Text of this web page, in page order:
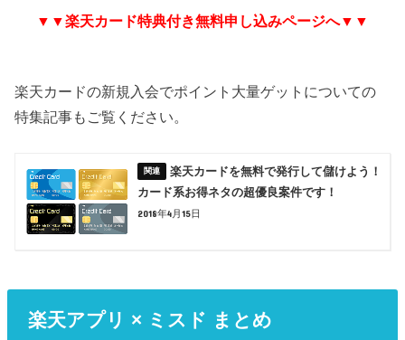
▼▼楽天カード特典付き無料申し込みページへ▼▼
楽天カードの新規入会でポイント大量ゲットについての
特集記事もご覧ください。
楽天カードを無料で発行して儲けよう！
カード系お得ネタの超優良案件です！
2018年4月15日
楽天アプリ × ミスド まとめ